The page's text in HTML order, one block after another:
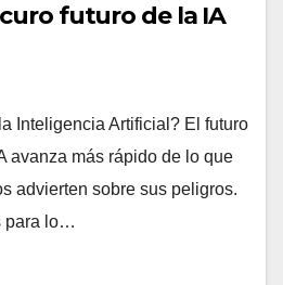
futuro de la IA
Inteligencia Artificial? El futuro
avanza más rápido de lo que
advierten sobre sus peligros.
para lo…